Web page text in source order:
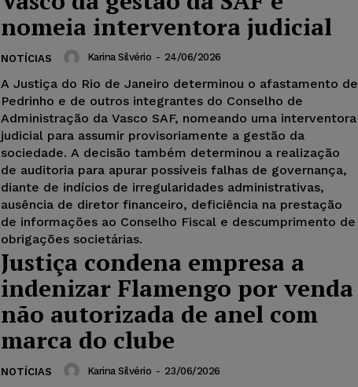
nomeia interventora judicial
NOTÍCIAS Karina Silvério - 24/06/2026
A Justiça do Rio de Janeiro determinou o afastamento de
Pedrinho e de outros integrantes do Conselho de
Administração da Vasco SAF, nomeando uma interventora
judicial para assumir provisoriamente a gestão da
sociedade. A decisão também determinou a realização
de auditoria para apurar possíveis falhas de governança,
diante de indícios de irregularidades administrativas,
ausência de diretor financeiro, deficiência na prestação
de informações ao Conselho Fiscal e descumprimento de
obrigações societárias.
Justiça condena empresa a
indenizar Flamengo por venda
não autorizada de anel com
marca do clube
NOTÍCIAS Karina Silvério - 23/06/2026